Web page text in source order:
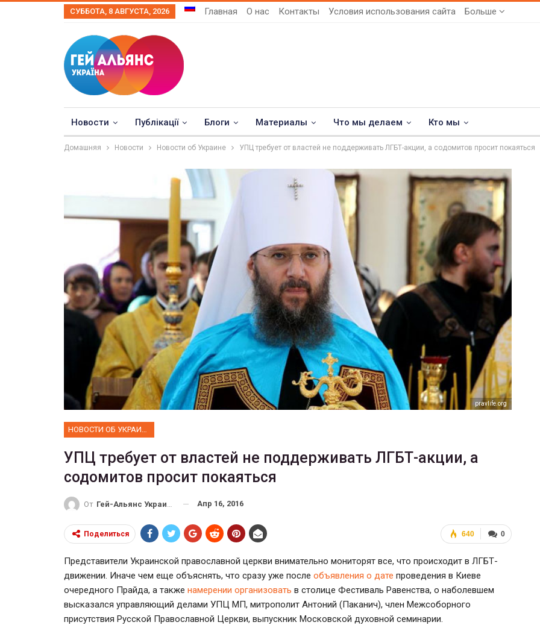
СУББОТА, 8 АВГУСТА, 2026 Главная О нас Контакты Условия использования сайта Больше
Новости Публікації Блоги Материалы Что мы делаем Кто мы
Домашняя Новости Новости об Украине УПЦ требует от властей не поддерживать ЛГБТ-акции, а содомитов просит покаяться
pravlife.org
НОВОСТИ ОБ УКРАИНЕ
УПЦ требует от властей не поддерживать ЛГБТ-акции, а
содомитов просит покаяться
От Гей-Альянс Украина Апр 16, 2016
0
640
Поделиться
Представители Украинской православной церкви внимательно мониторят все, что происходит в ЛГБТ-
движении. Иначе чем еще объяснять, что сразу уже после объявления о дате проведения в Киеве
очередного Прайда, а также намерении организовать в столице Фестиваль Равенства, о наболевшем
высказался управляющий делами УПЦ МП, митрополит Антоний (Паканич), член Межсоборного
присутствия Русской Православной Церкви, выпускник Московской духовной семинарии.
ФОТО
Военнослужащие-трансгендеры
ГЕЙ-АЛЬЯНС УКРАИНА Июл 27, 2017
ФОТО
В Берлине отпраздновали
легализацию гей-браков
ГЕЙ-АЛЬЯНС УКРАИНА Июл 2, 2017 0